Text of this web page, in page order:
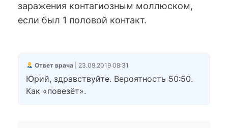
заражения контагиозным моллюском,
если был 1 половой контакт.
Ответ врача| 23.09.2019 08:31
Юрий, здравствуйте. Вероятность 50:50.
Как «повезёт».